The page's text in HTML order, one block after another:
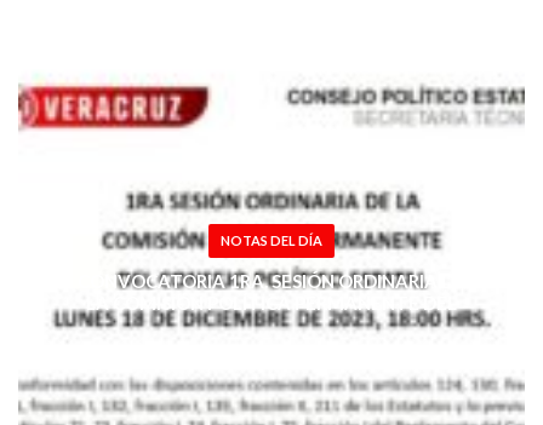
NOTAS DEL DÍA
CONVOCATORIA 1RA. SESIÓN ORDINARIA DE
CONSEJO POLÍTICO ESTATAL